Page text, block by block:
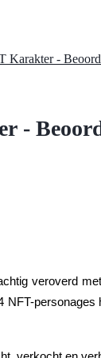
-
veroverd
NFT-